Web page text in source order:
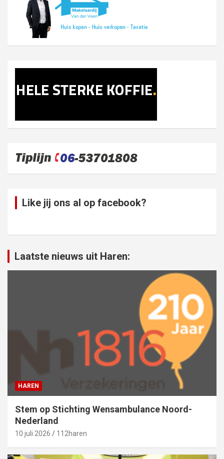
Like jij ons al op facebook?
Laatste nieuws uit Haren:
HAREN
Stem op Stichting Wensambulance Noord-
Nederland
10 juli 2026 112haren